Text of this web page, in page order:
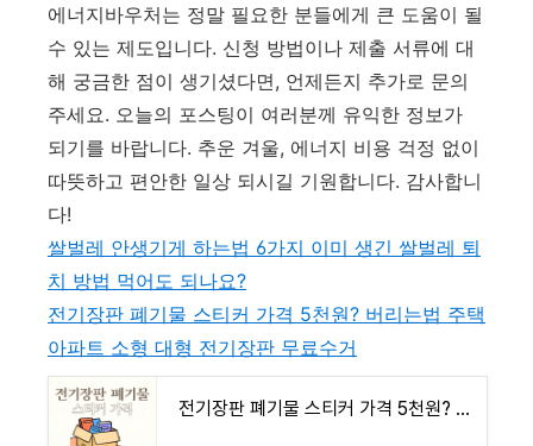
에너지바우처는 정말 필요한 분들에게 큰 도움이 될
수 있는 제도입니다. 신청 방법이나 제출 서류에 대
해 궁금한 점이 생기셨다면, 언제든지 추가로 문의
주세요. 오늘의 포스팅이 여러분께 유익한 정보가
되기를 바랍니다. 추운 겨울, 에너지 비용 걱정 없이
따뜻하고 편안한 일상 되시길 기원합니다. 감사합니
다!
쌀벌레 안생기게 하는법 6가지 이미 생긴 쌀벌레 퇴
치 방법 먹어도 되나요?
전기장판 폐기물 스티커 가격 5천원? 버리는법 주택
아파트 소형 대형 전기장판 무료수거
전기장판 폐기물 스티커 가격 5천원? 버리는법 주택 아파트 소형 대형 전기장판 무료수거